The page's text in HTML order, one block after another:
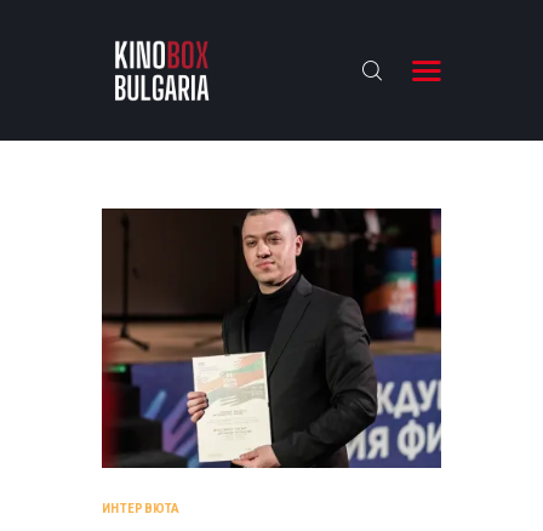
KINOBOX BULGARIA
БАХТИ НАГРАДИТЕ
ИНТЕРВЮТА
ЗА НАС
ИНТЕРВЮТА